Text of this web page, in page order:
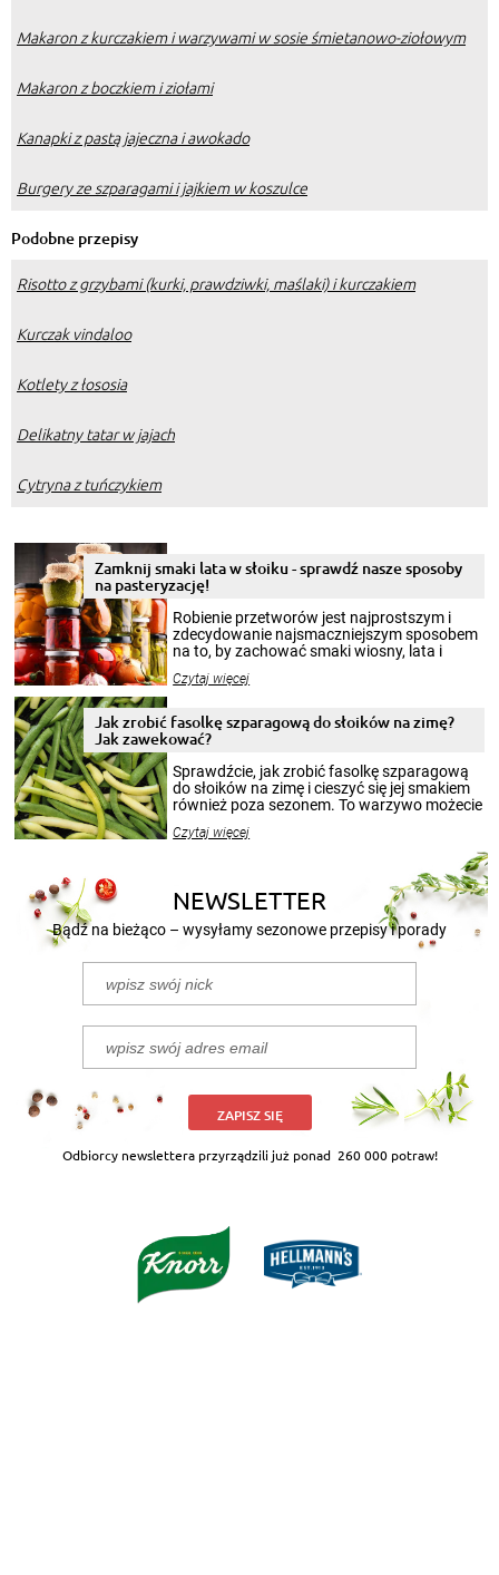
Makaron z kurczakiem i warzywami w sosie śmietanowo-ziołowym
Makaron z boczkiem i ziołami
Kanapki z pastą jajeczna i awokado
Burgery ze szparagami i jajkiem w koszulce
Podobne przepisy
Risotto z grzybami (kurki, prawdziwki, maślaki) i kurczakiem
Kurczak vindaloo
Kotlety z łososia
Delikatny tatar w jajach
Cytryna z tuńczykiem
Zamknij smaki lata w słoiku - sprawdź nasze sposoby
na pasteryzację!
Robienie przetworów jest najprostszym i
zdecydowanie najsmaczniejszym sposobem
na to, by zachować smaki wiosny, lata i
krajobrazów, by cieszyć nimi oko w sezonie
pełni poczuć atmosferę cieplejszych
miesięcy. Przygotowanie słoików ze
patenty, które pozwolą zachować świeżość
przetworów.
Czytaj więcej
Jak zrobić fasolkę szparagową do słoików na zimę?
Jak zawekować?
Sprawdźcie, jak zrobić fasolkę szparagową
do słoików na zimę i cieszyć się jej smakiem
również poza sezonem. To warzywo możecie
nasze propozycje!
Czytaj więcej
NEWSLETTER
Bądź na bieżąco – wysyłamy sezonowe przepisy i porady
ZAPISZ SIĘ
Odbiorcy newslettera przyrządzili już ponad 260 000 potraw!